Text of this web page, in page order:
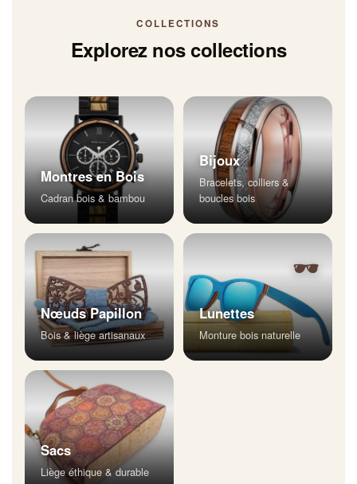
COLLECTIONS
Explorez nos collections
Montres en Bois
Cadran bois & bambou
Bijoux
Bracelets, colliers &
boucles bois
Nœuds Papillon
Bois & liège artisanaux
🕶
Lunettes
Monture bois naturelle
Sacs
Liège éthique & durable